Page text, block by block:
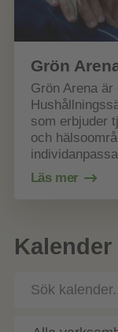
Grön
Grön Arena
som erbjuder
och
Läs mer
Kalender
kalender